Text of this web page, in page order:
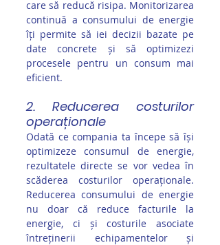
care să reducă risipa. Monitorizarea
continuă a consumului de energie
îți permite să iei decizii bazate pe
date concrete și să optimizezi
procesele pentru un consum mai
eficient.
2. Reducerea costurilor
operaționale
Odată ce compania ta începe să își
optimizeze consumul de energie,
rezultatele directe se vor vedea în
scăderea costurilor operaționale.
Reducerea consumului de energie
nu doar că reduce facturile la
energie, ci și costurile asociate
întreținerii echipamentelor și